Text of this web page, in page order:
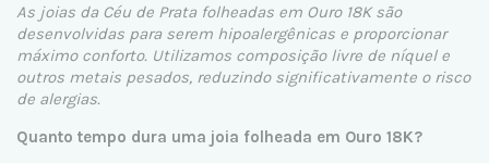
As joias da Céu de Prata folheadas em Ouro 18K são
desenvolvidas para serem hipoalergênicas e proporcionar
máximo conforto. Utilizamos composição livre de níquel e
outros metais pesados, reduzindo significativamente o risco
de alergias.
Quanto tempo dura uma joia folheada em Ouro 18K?